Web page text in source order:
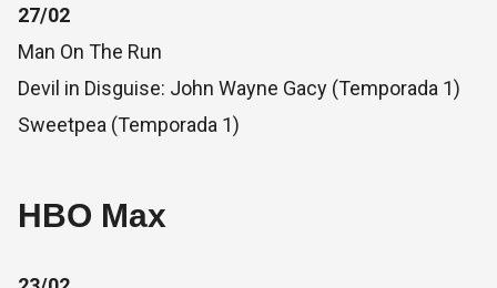
27/02
Man On The Run
Devil in Disguise: John Wayne Gacy (Temporada 1)
Sweetpea (Temporada 1)
HBO Max